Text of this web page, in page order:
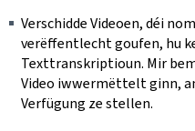
Verschidde Videoen, déi
verëffentlecht goufen, hu
Texttranskriptioun. Mir
Video iwwermëttelt ginn,
Verfügung ze stellen.